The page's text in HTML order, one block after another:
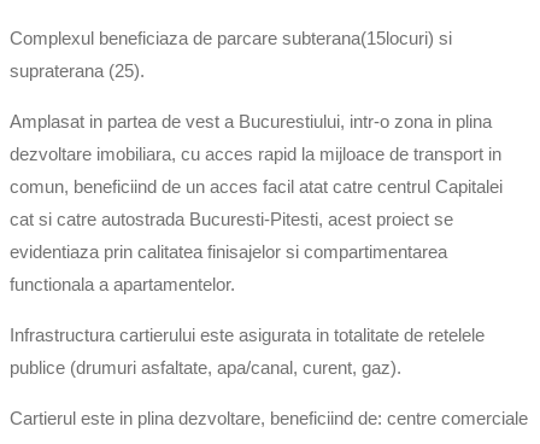
Complexul beneficiaza de parcare subterana(15locuri) si
supraterana (25).
Amplasat in partea de vest a Bucurestiului, intr-o zona in plina
dezvoltare imobiliara, cu acces rapid la mijloace de transport in
comun, beneficiind de un acces facil atat catre centrul Capitalei
cat si catre autostrada Bucuresti-Pitesti, acest proiect se
evidentiaza prin calitatea finisajelor si compartimentarea
functionala a apartamentelor.
Infrastructura cartierului este asigurata in totalitate de retelele
publice (drumuri asfaltate, apa/canal, curent, gaz).
Cartierul este in plina dezvoltare, beneficiind de: centre comerciale